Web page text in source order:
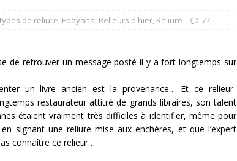
— Livres singuliers croisés sur eBay et Catawiki
EBAYANA
de reliure, Ebayana, Relieurs d'hier, Reliure 77
de retrouver un message posté il y a fort longtemps sur
un livre ancien est la provenance… Et ce relieur-
restaurateur attitré de grands libraires, son talent
étaient vraiment très difficiles à identifier, même pour
signant une reliure mise aux enchères, et que l’expert
connaître ce relieur…